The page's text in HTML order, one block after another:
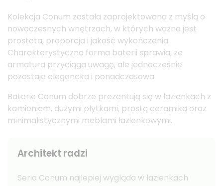
Kolekcja Conum została zaprojektowana z myślą o
nowoczesnych wnętrzach, w których ważna jest
prostota, proporcja i jakość wykończenia.
Charakterystyczna forma baterii sprawia, że
armatura przyciąga uwagę, ale jednocześnie
pozostaje elegancka i ponadczasowa.
Baterie Conum dobrze prezentują się w łazienkach z
kamieniem, dużymi płytkami, prostą ceramiką oraz
minimalistycznymi meblami łazienkowymi.
Architekt radzi
Seria Conum najlepiej wygląda w łazienkach